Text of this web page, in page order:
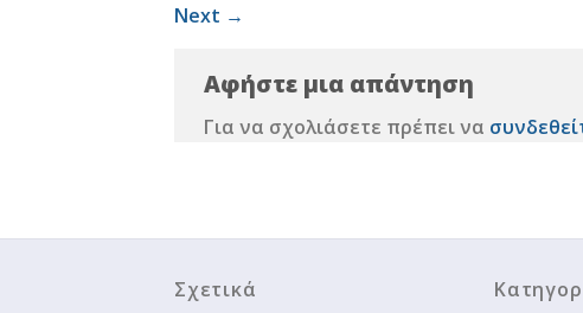
Next →
Αφήστε μια απάντηση
Για να σχολιάσετε πρέπει να
Σχετικά